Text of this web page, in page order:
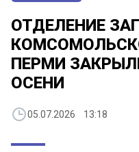
ОТДЕЛЕНИЕ
ПЕРМИ
ОСЕНИ
05.07.2026 13:18